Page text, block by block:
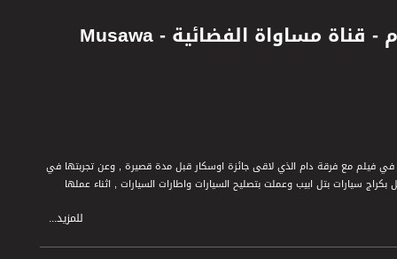
تمثيل واخراج وتصليح سيارات ! - سمر قبطي - شغل زلام - قناة مساواة الفضائية - Musawa
فيلم مع فرقة دام الذي لاقى جائزة اوسكار قبل مدة قصيرة , وعن تجربتها في
سيارات بتل ابيب وعملت بتصليح السيارات واطارات السيارات , اثناء عملها
للمزيد...